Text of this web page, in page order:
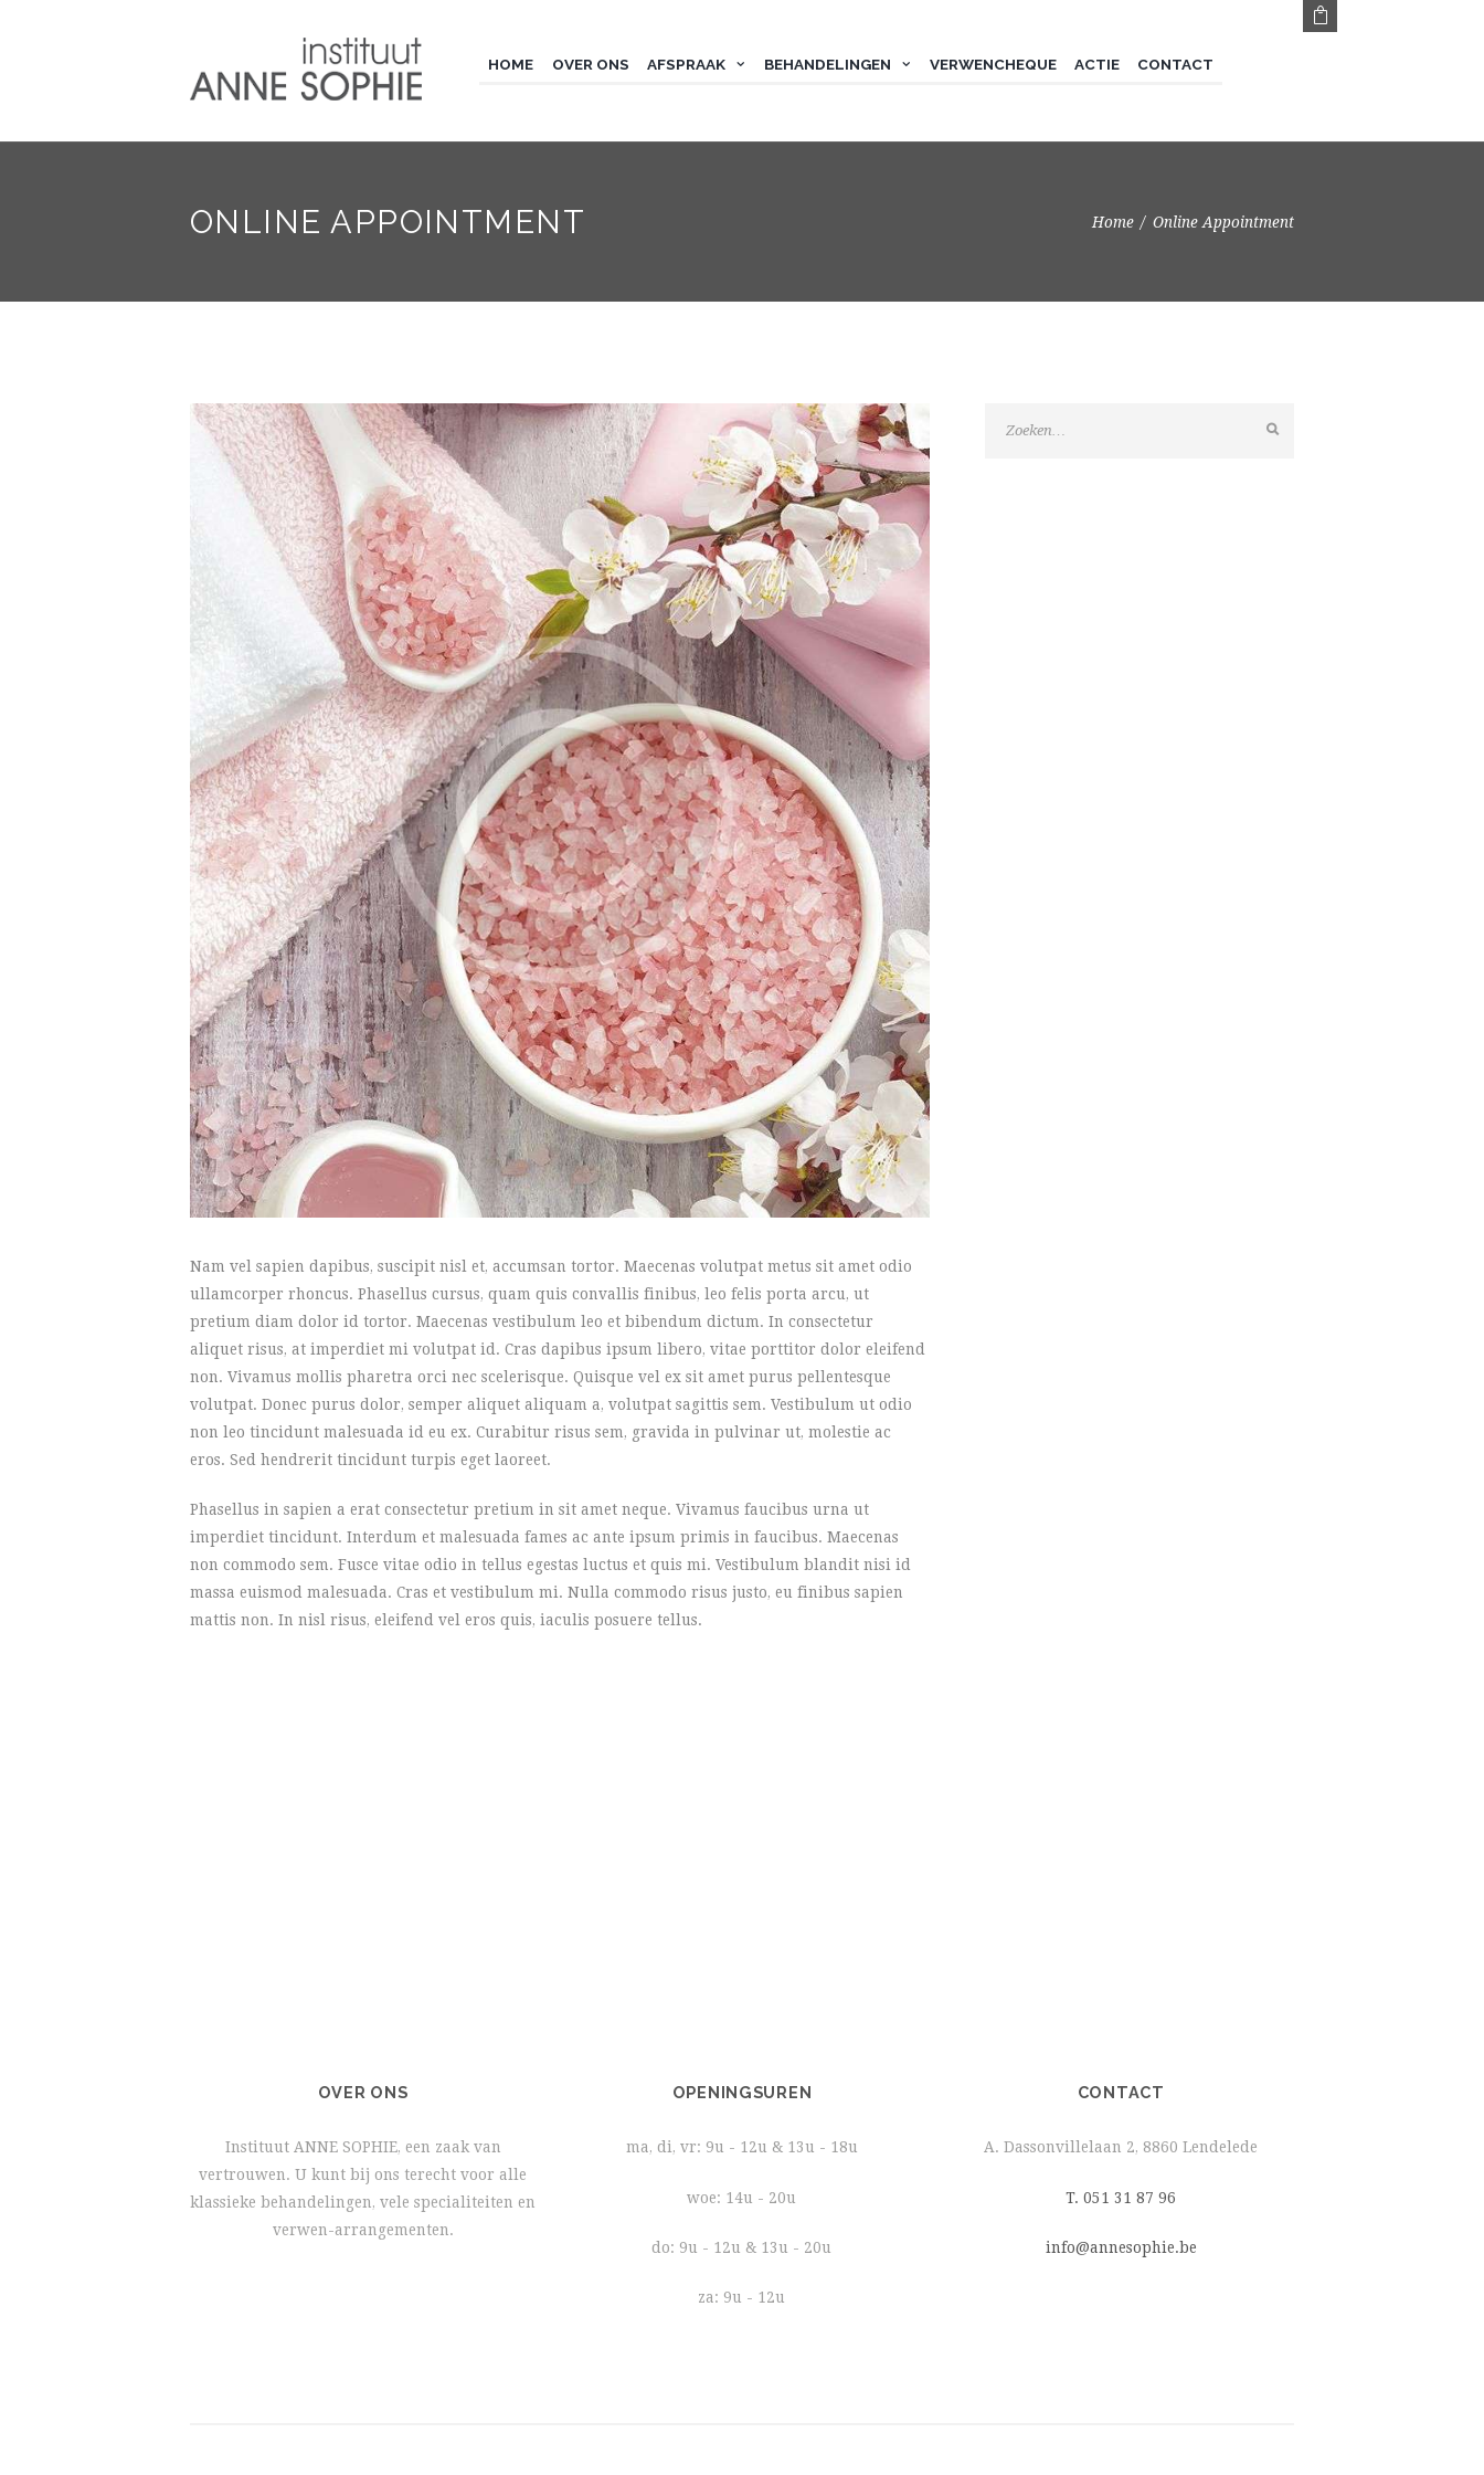
HOME OVER ONS AFSPRAAK BEHANDELINGEN VERWENCHEQUE ACTIE CONTACT
ONLINE APPOINTMENT Home Online Appointment
Nam vel sapien dapibus, suscipit nisl et, accumsan tortor. Maecenas volutpat metus sit amet odio
ullamcorper rhoncus. Phasellus cursus, quam quis convallis finibus, leo felis porta arcu, ut
pretium diam dolor id tortor. Maecenas vestibulum leo et bibendum dictum. In consectetur
aliquet risus, at imperdiet mi volutpat id. Cras dapibus ipsum libero, vitae porttitor dolor eleifend
non. Vivamus mollis pharetra orci nec scelerisque. Quisque vel ex sit amet purus pellentesque
volutpat. Donec purus dolor, semper aliquet aliquam a, volutpat sagittis sem. Vestibulum ut odio
non leo tincidunt malesuada id eu ex. Curabitur risus sem, gravida in pulvinar ut, molestie ac
eros. Sed hendrerit tincidunt turpis eget laoreet.
Phasellus in sapien a erat consectetur pretium in sit amet neque. Vivamus faucibus urna ut
imperdiet tincidunt. Interdum et malesuada fames ac ante ipsum primis in faucibus. Maecenas
non commodo sem. Fusce vitae odio in tellus egestas luctus et quis mi. Vestibulum blandit nisi id
massa euismod malesuada. Cras et vestibulum mi. Nulla commodo risus justo, eu finibus sapien
mattis non. In nisl risus, eleifend vel eros quis, iaculis posuere tellus.
OVER ONS
Instituut ANNE SOPHIE, een zaak van
vertrouwen. U kunt bij ons terecht voor alle
klassieke behandelingen, vele specialiteiten en
verwen-arrangementen.
OPENINGSUREN
ma, di, vr: 9u - 12u & 13u - 18u
woe: 14u - 20u
do: 9u - 12u & 13u - 20u
za: 9u - 12u
CONTACT
A. Dassonvillelaan 2, 8860 Lendelede
T. 051 31 87 96
info@annesophie.be